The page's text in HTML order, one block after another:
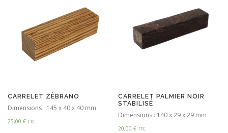
CARRELET ZÈBRANO
Dimensions : 145 x 40 x 40 mm
25,00 € TTC
CARRELET PALMIER NOIR
STABILISÉ
Dimensions : 140 x 29 x 29 mm
20,00€ TTC